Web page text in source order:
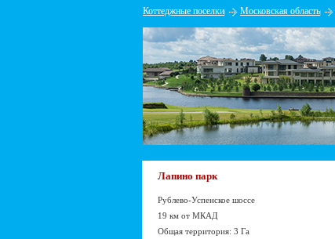
Коттеджные поселки Московская область
Лапино парк
Рублево-Успенское шоссе
19 км от МКАД
Общая территория: 3 Га